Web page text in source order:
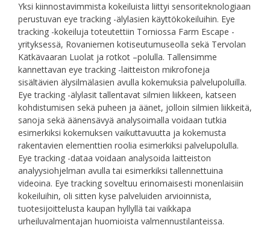
Yksi kiinnostavimmista kokeiluista liittyi sensoriteknologiaan
perustuvan eye tracking -älylasien käyttökokeiluihin. Eye
tracking -kokeiluja toteutettiin Torniossa Farm Escape -
yrityksessä, Rovaniemen kotiseutumuseolla sekä Tervolan
Kätkävaaran Luolat ja rotkot –polulla. Tallensimme
kannettavan eye tracking -laitteiston mikrofoneja
sisältävien älysilmälasien avulla kokemuksia palvelupoluilla.
Eye tracking -älylasit tallentavat silmien liikkeen, katseen
kohdistumisen sekä puheen ja äänet, jolloin silmien liikkeitä,
sanoja sekä äänensävyä analysoimalla voidaan tutkia
esimerkiksi kokemuksen vaikuttavuutta ja kokemusta
rakentavien elementtien roolia esimerkiksi palvelupolulla.
Eye tracking -dataa voidaan analysoida laitteiston
analyysiohjelman avulla tai esimerkiksi tallennettuina
videoina. Eye tracking soveltuu erinomaisesti monenlaisiin
kokeiluihin, oli sitten kyse palveluiden arvioinnista,
tuotesijoittelusta kaupan hyllyllä tai vaikkapa
urheiluvalmentajan huomioista valmennustilanteissa.